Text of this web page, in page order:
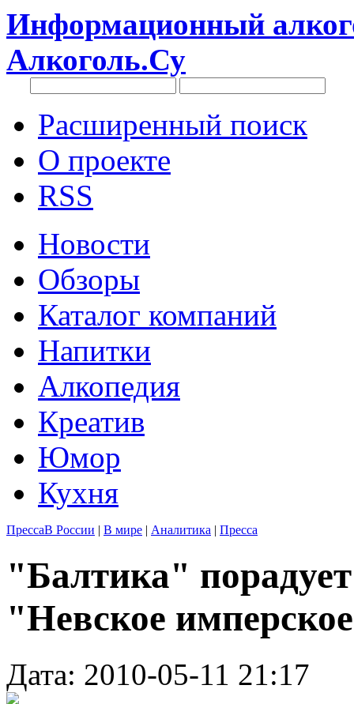
Информационный
Алкоголь.Су
Расширенный поиск
О проекте
RSS
Новости
Обзоры
Каталог компаний
Напитки
Алкопедия
Креатив
Юмор
Кухня
ПрессаВ России | В мире | Аналитика | Пресса
"Балтика"
"Невское
Дата: 2010-05-11 21:17